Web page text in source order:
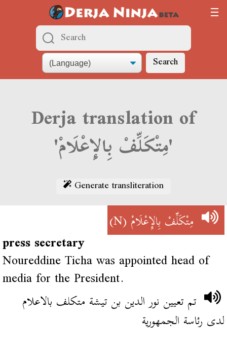
Search
Derja translation of
'مِتْكَلِّفْ بِالإِعْلَامْ'
Generate transliteration
مِتْكَلِّفْ بِالإِعْلَامْ(N)
press secretary
Noureddine Ticha was appointed head of
media for the President.
تم تعيين نور الدين بن تيشة متكلف بالاعلام
لدى رئاسة الجمهورية